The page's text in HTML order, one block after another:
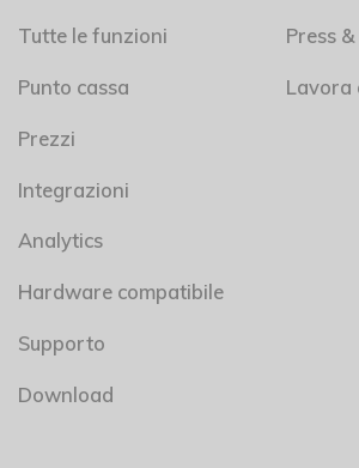
Tutte le funzioni
Punto cassa
Prezzi
Integrazioni
Analytics
Hardware compatibile
Supporto
Download
Press
Lavora